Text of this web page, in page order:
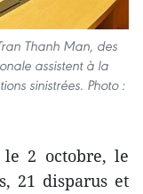
Thanh Man, des
assistent à la
sinistrées. Photo :
2 octobre, le
21 disparus et